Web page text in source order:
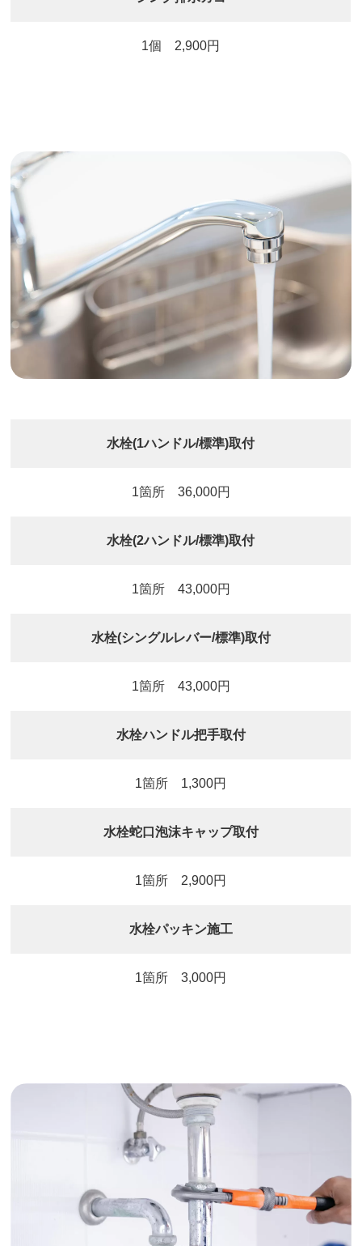
1個 2,900円
水栓(1ハンドル/標準)取付
1箇所 36,000円
水栓(2ハンドル/標準)取付
1箇所 43,000円
水栓(シングルレバー/標準)取付
1箇所 43,000円
水栓ハンドル把手取付
1箇所 1,300円
水栓蛇口泡沫キャップ取付
1箇所 2,900円
水栓パッキン施工
1箇所 3,000円